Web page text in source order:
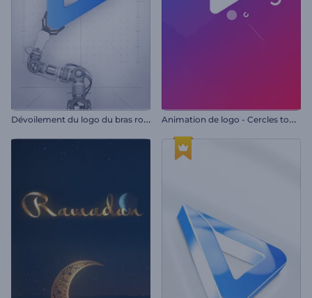
D
évoilement du logo du bras robotique A
nimation de logo - Cercles tournants